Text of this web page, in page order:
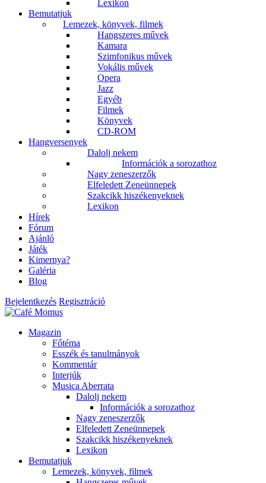
Lexikon
Bemutatjuk
Lemezek, könyvek, filmek
Hangszeres művek
Kamara
Szimfonikus művek
Vokális művek
Opera
Jazz
Egyéb
Filmek
Könyvek
CD-ROM
Hangversenyek
Dalolj nekem
Információk a sorozathoz
Nagy zeneszerzők
Elfeledett Zeneünnepek
Szakcikk hiszékenyeknek
Lexikon
Hírek
Fórum
Ajánló
Játék
Kimernya?
Galéria
Blog
Bejelentkezés Regisztráció
Magazin
Főtéma
Esszék és tanulmányok
Kommentár
Interjúk
Musica Aberrata
Dalolj nekem
Információk a sorozathoz
Nagy zeneszerzők
Elfeledett Zeneünnepek
Szakcikk hiszékenyeknek
Lexikon
Bemutatjuk
Lemezek, könyvek, filmek